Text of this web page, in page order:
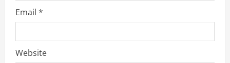
Email *
Website